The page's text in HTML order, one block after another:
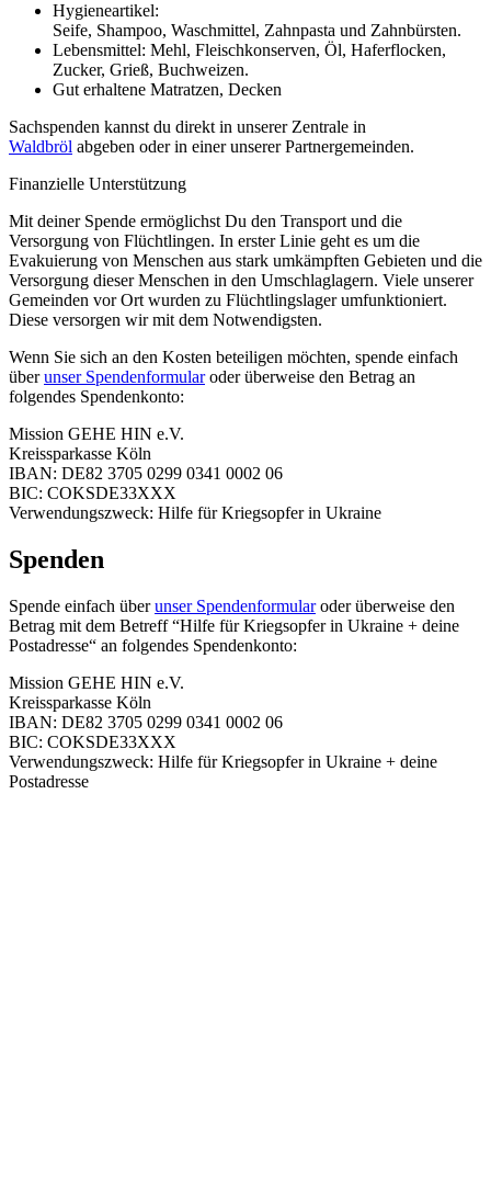
Hygieneartikel:
Seife, Shampoo, Waschmittel, Zahnpasta und Zahnbürsten.
Lebensmittel: Mehl, Fleischkonserven, Öl, Haferflocken,
Zucker, Grieß, Buchweizen.
Gut erhaltene Matratzen, Decken
Sachspenden kannst du direkt in unserer Zentrale in
Waldbröl abgeben oder in einer unserer Partnergemeinden.
Finanzielle Unterstützung
Mit deiner Spende ermöglichst Du den Transport und die
Versorgung von Flüchtlingen. In erster Linie geht es um die
Evakuierung von Menschen aus stark umkämpften Gebieten und die
Versorgung dieser Menschen in den Umschlaglagern. Viele unserer
Gemeinden vor Ort wurden zu Flüchtlingslager umfunktioniert.
Diese versorgen wir mit dem Notwendigsten.
Wenn Sie sich an den Kosten beteiligen möchten, spende einfach
überunser Spendenformularoder überweise den Betrag an
folgendes Spendenkonto:
Mission GEHE HIN e.V.
Kreissparkasse Köln
IBAN: DE82 3705 0299 0341 0002 06
BIC: COKSDE33XXX
Verwendungszweck: Hilfe für Kriegsopfer in Ukraine
Spenden
Spende einfach überunser Spendenformularoder überweise den
Betrag mit dem Betreff “Hilfe für Kriegsopfer in Ukraine + deine
Postadresse“ an folgendes Spendenkonto:
Mission GEHE HIN e.V.
Kreissparkasse Köln
IBAN: DE82 3705 0299 0341 0002 06
BIC: COKSDE33XXX
Verwendungszweck: Hilfe für Kriegsopfer in Ukraine + deine
Postadresse